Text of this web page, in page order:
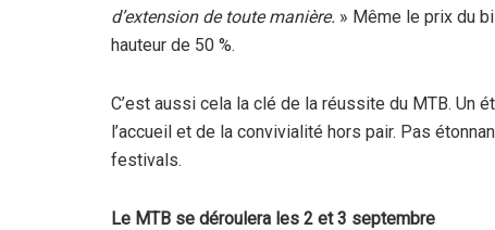
d’extension de toute manière. » Même le prix du
hauteur de 50 %.
C’est aussi cela la clé de la réussite du MTB. Un
l’accueil et de la convivialité hors pair. Pas
festivals.
Le MTB se déroulera les 2 et 3 septembre